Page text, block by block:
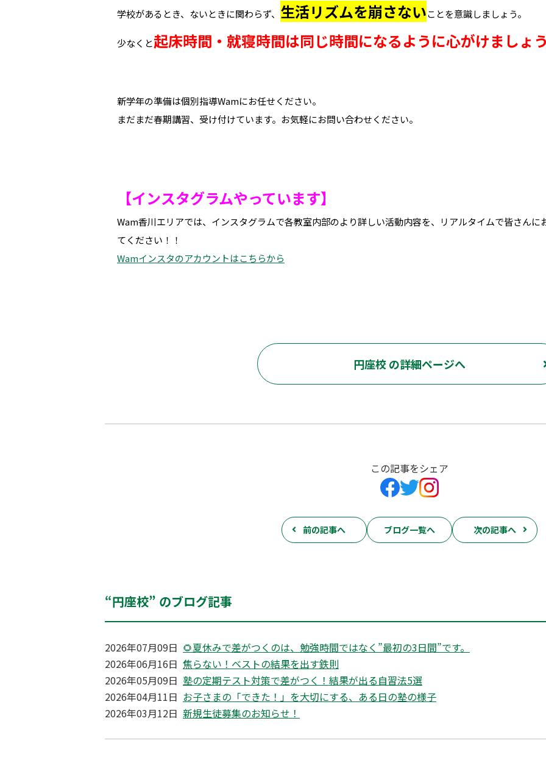
学校があるとき、ないときに関わらず、 生活リズムを崩さないことを意識しましょう。
少なくと起床時間・就寝時間は同じ時間になるように心がけましょ
新学年の準備は個別指導Wamにお任せください。
まだまだ春期講習、受け付けています。お気軽にお問い合わせください。
【インスタグラムやっています】
Wam香川エリアでは、インスタグラムで各教室内部のより詳しい活動内容を、リアルタイムで皆さんに
てください！！
Wamインスタのアカウントはこちらから
円座校 の詳細ページへ
この記事をシェア
前の記事へ ブログ一覧へ 次の記事へ
“円座校” のブログ記事
2026年07月09日 🌻夏休みで差がつくのは、勉強時間ではなく”最初の3日間”です。
2026年06月16日 焦らない！ベストの結果を出す鉄則
2026年05月09日 塾の定期テスト対策で差がつく！結果が出る自習法5選
2026年04月11日 お子さまの「できた！」を大切にする、ある日の塾の様子
2026年03月12日 新規生徒募集のお知らせ！